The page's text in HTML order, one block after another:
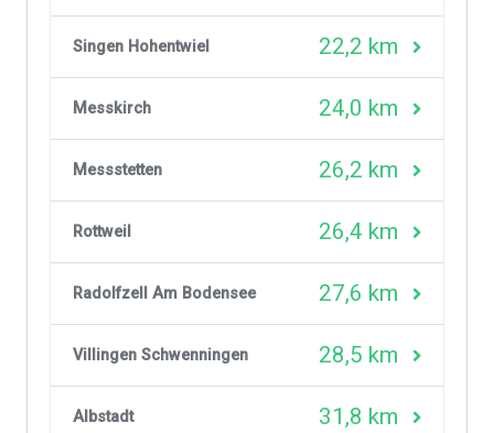
Singen Hohentwiel 22,2 km
Messkirch 24,0 km
Messstetten 26,2 km
Rottweil 26,4 km
Radolfzell Am Bodensee 27,6 km
Villingen Schwenningen 28,5 km
Albstadt 31,8 km